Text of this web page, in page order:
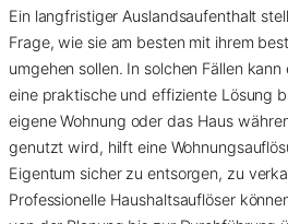
Ein langfristiger Auslandsaufenthalt
Frage, wie sie am besten mit ihrem
umgehen sollen. In solchen Fällen
eine praktische und effiziente Lösung
eigene Wohnung oder das Haus
genutzt wird, hilft eine
Eigentum sicher zu entsorgen, zu
Professionelle Haushaltsauflöser